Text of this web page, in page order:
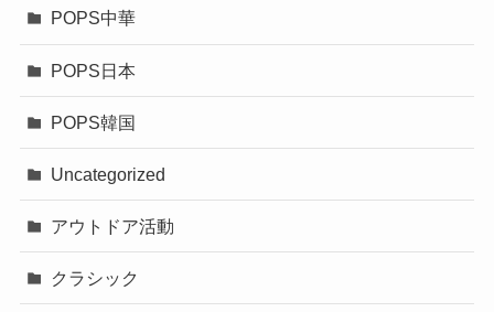
POPS中華
POPS日本
POPS韓国
Uncategorized
アウトドア活動
クラシック